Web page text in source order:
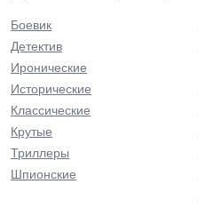
Боевик
Детектив
Иронические
Исторические
Классические
Крутые
Триллеры
Шпионские